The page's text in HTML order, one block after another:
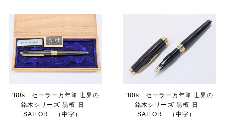
'80s セーラー万年筆 世界の
銘木シリーズ 黒檀 旧
SAILOR （中字）
'80s セーラー万年筆 世界の
銘木シリーズ 黒檀 旧
SAILOR （中字）